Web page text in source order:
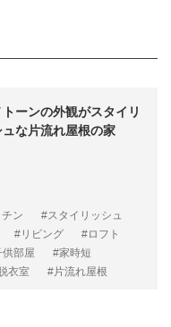
トーンの外観がスタイリ
ュな片流れ屋根の家
ン
#スタイリッシュ
#リビング
#ロフト
供部屋
#家時短
衣室 #片流れ屋根